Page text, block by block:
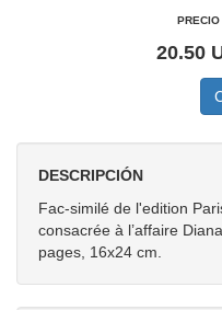
PRECIO
20.50
DESCRIPCIÓN
Fac-similé de l'edition
consacrée à l’affaire
pages, 16x24 cm.